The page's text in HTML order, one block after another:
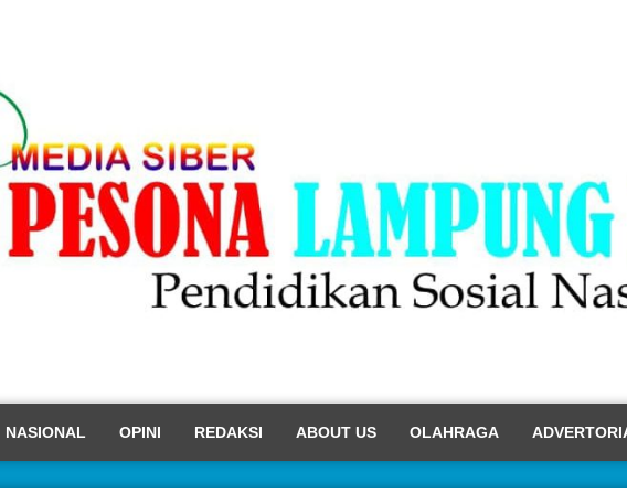
NASIONAL OPINI REDAKSI ABOUT US OLAHRAGA